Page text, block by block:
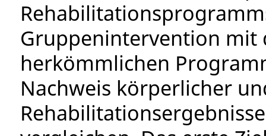
Gruppenintervention mit
herkömmlichen
Nachweis körperlicher